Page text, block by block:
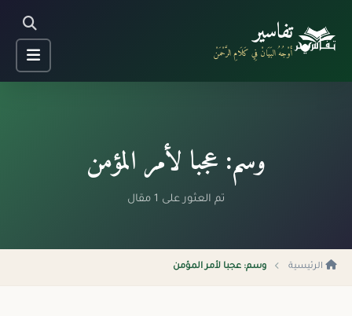
تفاسير
أَوْجُهُ البَيَانْ فِي كَلَامِ الرَّحْمَنْ
وسم: عجبا لأمر المؤمن
تم العثور على 1 مقال
الرئيسية وسم: عجبا لأمر المؤمن